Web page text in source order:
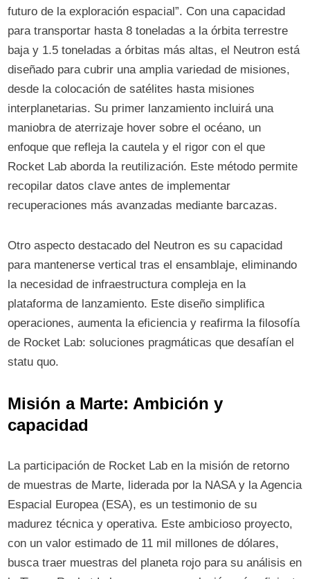
futuro de la exploración espacial”. Con una capacidad
para transportar hasta 8 toneladas a la órbita terrestre
baja y 1.5 toneladas a órbitas más altas, el Neutron está
diseñado para cubrir una amplia variedad de misiones,
desde la colocación de satélites hasta misiones
interplanetarias. Su primer lanzamiento incluirá una
maniobra de aterrizaje hover sobre el océano, un
enfoque que refleja la cautela y el rigor con el que
Rocket Lab aborda la reutilización. Este método permite
recopilar datos clave antes de implementar
recuperaciones más avanzadas mediante barcazas.
Otro aspecto destacado del Neutron es su capacidad
para mantenerse vertical tras el ensamblaje, eliminando
la necesidad de infraestructura compleja en la
plataforma de lanzamiento. Este diseño simplifica
operaciones, aumenta la eficiencia y reafirma la filosofía
de Rocket Lab: soluciones pragmáticas que desafían el
statu quo.
Misión a Marte: Ambición y
capacidad
La participación de Rocket Lab en la misión de retorno
de muestras de Marte, liderada por la NASA y la Agencia
Espacial Europea (ESA), es un testimonio de su
madurez técnica y operativa. Este ambicioso proyecto,
con un valor estimado de 11 mil millones de dólares,
busca traer muestras del planeta rojo para su análisis en